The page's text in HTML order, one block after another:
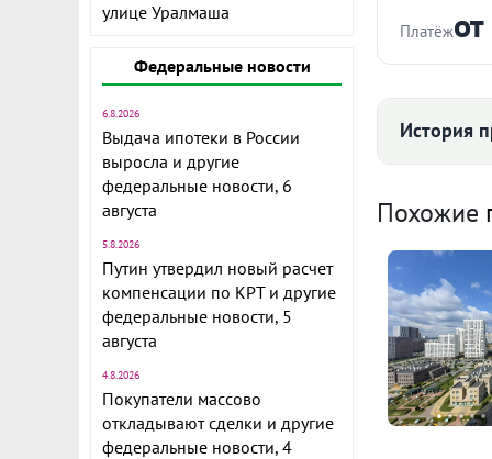
улице Уралмаша
Федеральные новости
6.8.2026
Выдача ипотеки в России
выросла и другие
федеральные новости, 6
августа
5.8.2026
Путин утвердил новый расчет
компенсации по КРТ и другие
федеральные новости, 5
августа
4.8.2026
Покупатели массово
откладывают сделки и другие
федеральные новости, 4
Внесен
центре .
Один
Платёж
Расчёт по
История
100
I
Похожие